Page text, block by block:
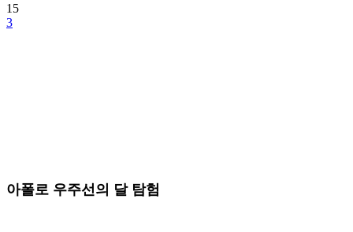
15
3
아폴로 우주선의 달 탐험